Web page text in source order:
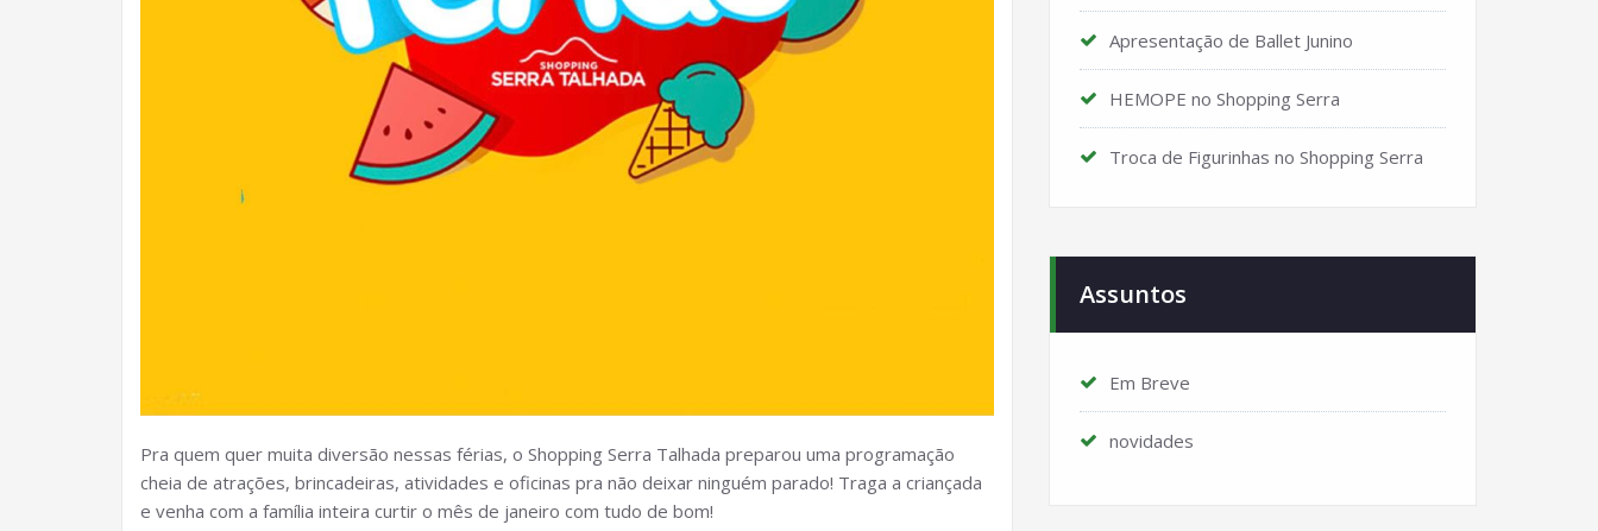
Pra quem quer muita diversão nessas férias, o Shopping Serra Talhada preparou uma programação
cheia de atrações, brincadeiras, atividades e oficinas pra não deixar ninguém parado! Traga a criançada
e venha com a família inteira curtir o mês de janeiro com tudo de bom!
Apresentação de Ballet Junino
HEMOPE no Shopping Serra
Troca de Figurinhas no Shopping Serra
Assuntos
Em Breve
novidades